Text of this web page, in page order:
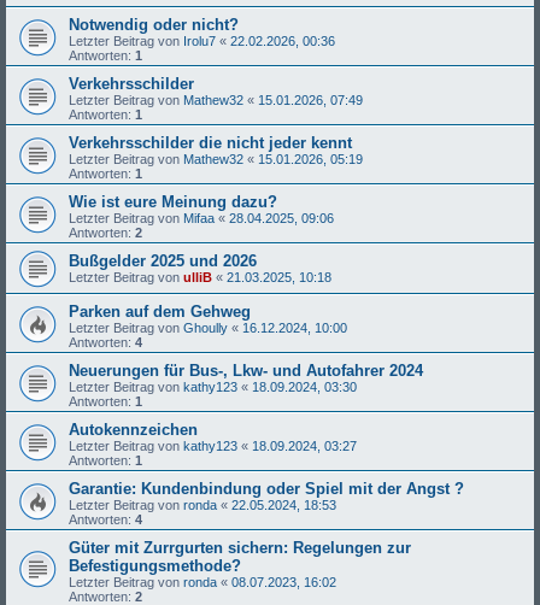
Notwendig oder nicht?
Letzter Beitrag von Irolu7 « 22.02.2026, 00:36
Antworten: 1
Verkehrsschilder
Letzter Beitrag von Mathew32 « 15.01.2026, 07:49
Antworten: 1
Verkehrsschilder die nicht jeder kennt
Letzter Beitrag von Mathew32 « 15.01.2026, 05:19
Antworten: 1
Wie ist eure Meinung dazu?
Letzter Beitrag von Mifaa « 28.04.2025, 09:06
Antworten: 2
Bußgelder 2025 und 2026
Letzter Beitrag von ulliB « 21.03.2025, 10:18
Parken auf dem Gehweg
Letzter Beitrag von Ghoully « 16.12.2024, 10:00
Antworten: 4
Neuerungen für Bus-, Lkw- und Autofahrer 2024
Letzter Beitrag von kathy123 « 18.09.2024, 03:30
Antworten: 1
Autokennzeichen
Letzter Beitrag von kathy123 « 18.09.2024, 03:27
Antworten: 1
Garantie: Kundenbindung oder Spiel mit der Angst ?
Letzter Beitrag von ronda « 22.05.2024, 18:53
Antworten: 4
Güter mit Zurrgurten sichern: Regelungen zur
Befestigungsmethode?
Letzter Beitrag von ronda « 08.07.2023, 16:02
Antworten: 2